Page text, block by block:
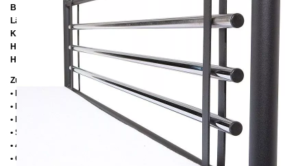
Breite:
188 cm
Länge:
Kopfteilhöhe: 96 cm
Höhe bis zur Rahmenunterkante:
Höhe bis zur Rahmenoberkante:39 cm
Zusätzliche Informationen
• Handmade
• Pulverbesichtet
• Fußstopfen aus Kunststoff
• Seitenablagen für Lattenrost 2,8 cm
• 4 cm breite Mitteltraverse
• Ohne Lattenrost